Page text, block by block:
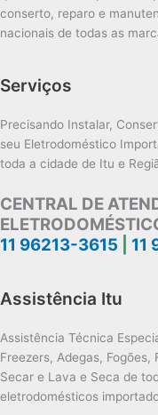
conserto, reparo e
nacionais de todas as
Serviços
Precisando Instalar,
seu Eletrodoméstico
toda a cidade de Itu e
CENTRAL DE
11 96213-3615
11
Assistência Itu
Assistência Técnica
Freezers, Adegas, Fogões,
Secar e Lava e Seca de
eletrodomésticos